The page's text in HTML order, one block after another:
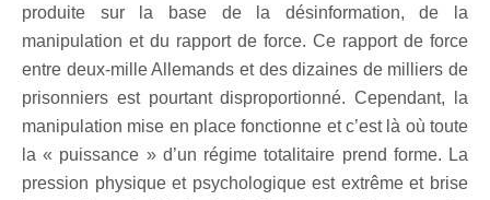
produite sur la base de la désinformation, de la
manipulation et du rapport de force. Ce rapport de force
entre deux-mille Allemands et des dizaines de milliers de
prisonniers est pourtant disproportionné. Cependant, la
manipulation mise en place fonctionne et c’est là où toute
la « puissance » d’un régime totalitaire prend forme. La
pression physique et psychologique est extrême et brise